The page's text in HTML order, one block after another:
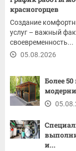
красногорцев
Создание
услуг – важный
своевременность...
05.08.2026
Более
и...